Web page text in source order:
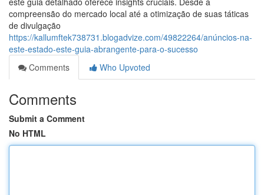
compreensão do mercado local até a otimização de suas táticas
de divulgação
https://kallumftek738731.blogadvize.com/49822264/anúncios-na-
este-estado-este-guia-abrangente-para-o-sucesso
Comments
Who Upvoted
Comments
Submit a Comment
No HTML